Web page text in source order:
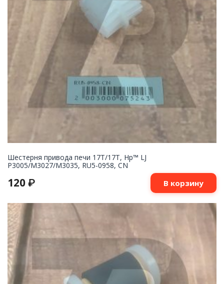
Шестерня привода печи 17T/17T, Hp™ LJ
P3005/M3027/M3035, RU5-0958, CN
120 ₽ В корзину